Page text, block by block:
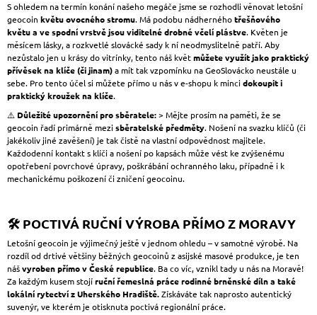
S ohledem na termín konání našeho megáče jsme se rozhodli věnovat letošní
geocoin květu ovocného stromu. Má podobu nádhernéhotřešňového
květu a ve spodní vrstvě jsou viditelné drobné včelí plástve. Květen je
měsícem lásky, a rozkvetlé slovácké sady k ní neodmyslitelně patří. Aby
nezůstalo jen u krásy do vitrínky, tento náš květmůžete využít jako praktický
přívěsek na klíče (či jinam)a mít tak vzpomínku na GeoSlovácko neustále u
sebe. Pro tento účel si můžete přímo u nás v e-shopu k minci dokoupit i
praktický kroužek na klíče.
⚠️ Důležité upozornění pro sběratele:> Mějte prosím na paměti, že se
geocoin řadí primárně mezi sběratelské předměty. Nošení na svazku klíčů (či
jakékoliv jiné zavěšení) je tak čistě na vlastní odpovědnost majitele.
Každodenní kontakt s klíči a nošení po kapsách může vést ke zvýšenému
opotřebení povrchové úpravy, poškrábání ochranného laku, případně i k
mechanickému poškození či zničení geocoinu.
🛠️ POCTIVÁ RUČNÍ VÝROBA PŘÍMO Z MORAVY
Letošní geocoin je výjimečný ještě v jednom ohledu – v samotné výrobě. Na
rozdíl od drtivé většiny běžných geocoinů z asijské masové produkce, je ten
nášvyroben přímo v České republice. Ba co víc, vznikl tady u nás na Moravě!
Za každým kusem stojíruční řemeslná práce rodinné brněnské díln a také
lokální rytectví z Uherského Hradiště.Získáváte tak naprosto autentický
suvenýr, ve kterém je otisknuta poctivá regionální práce.